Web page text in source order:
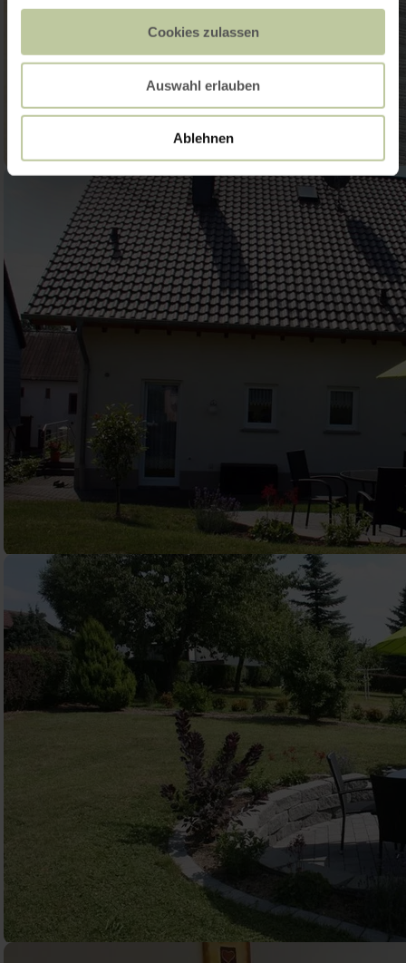
Cookies zulassen
Auswahl erlauben
Ablehnen